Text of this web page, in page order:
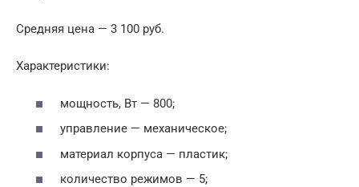
Средняя цена — 3 100 руб.
Характеристики:
мощность, Вт — 800;
управление — механическое;
материал корпуса — пластик;
количество режимов — 5;